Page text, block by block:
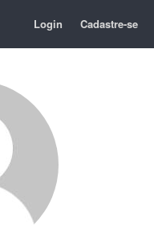
Login Cadastre-se